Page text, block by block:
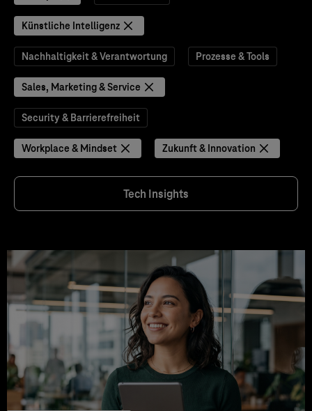
Künstliche Intelligenz
Nachhaltigkeit & Verantwortung Prozesse & Tools
Sales, Marketing & Service
Security & Barrierefreiheit
Workplace & Mindset Zukunft & Innovation
Tech Insights